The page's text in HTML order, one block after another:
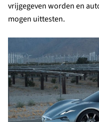
vrijgegeven worden en
mogen uittesten.